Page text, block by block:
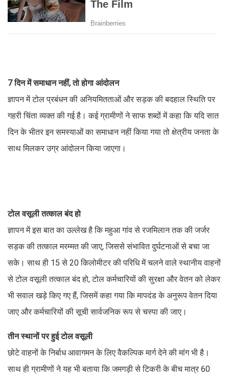
7 दिन में समाधान नहीं, तो होगा आंदोलन
ज्ञापन में टोल प्रबंधन की अनियमितताओं और सड़क की बदहाल स्थिति पर
गहरी चिंता व्यक्त की गई है। कई ग्रामीणों ने साफ शब्दों में कहा कि यदि सात
दिन के भीतर इन समस्याओं का समाधान नहीं किया गया तो क्षेत्रीय जनता के
साथ मिलकर उग्र आंदोलन किया जाएगा।
टोल वसूली तत्काल बंद हो
ज्ञापन में इस बात का उल्लेख है कि महुआ गांव से रजमिलान तक की जर्जर
सड़क की तत्काल मरम्मत की जाए, जिससे संभावित दुर्घटनाओं से बचा जा
सके। साथ ही 15 से 20 किलोमीटर की परिधि में चलने वाले स्थानीय वाहनों
से टोल वसूली तत्काल बंद हो, टोल कर्मचारियों की सुरक्षा और वेतन को लेकर
भी सवाल खड़े किए गए हैं, जिसमें कहा गया कि मापदंड के अनुरूप वेतन दिया
जाए और कर्मचारियों की सूची सार्वजनिक रूप से चस्पा की जाए।
तीन स्थानों पर हुई टोल वसूली
छोटे वाहनों के निर्बाध आवागमन के लिए वैकल्पिक मार्ग देने की मांग भी है।
साथ ही ग्रामीणों ने यह भी बताया कि जमगड़ी से टिकरी के बीच मात्र 60